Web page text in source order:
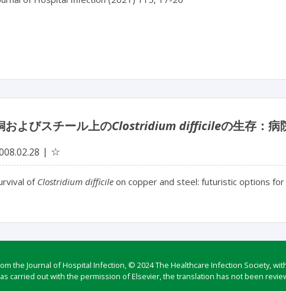
およびスチール上のClostridium difficileの生存：病
☆
of Clostridium difficile on copper and steel: futuristic options
the Journal of Hospital Infection, © 2024 The Healthcare Infection Society,
carried out with the permission of Elsevier, the translation has not been